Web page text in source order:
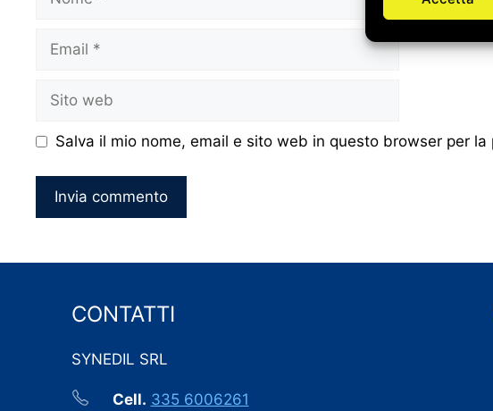
Email
Sito
web
Salva il mio nome, email e sito web in questo browser per
CONTATTI
SYNEDIL SRL
Cell. 335 6006261